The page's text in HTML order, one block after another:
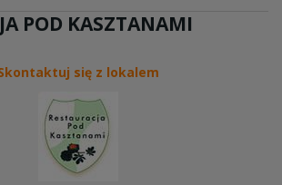
POD KASZTANAMI
się z lokalem